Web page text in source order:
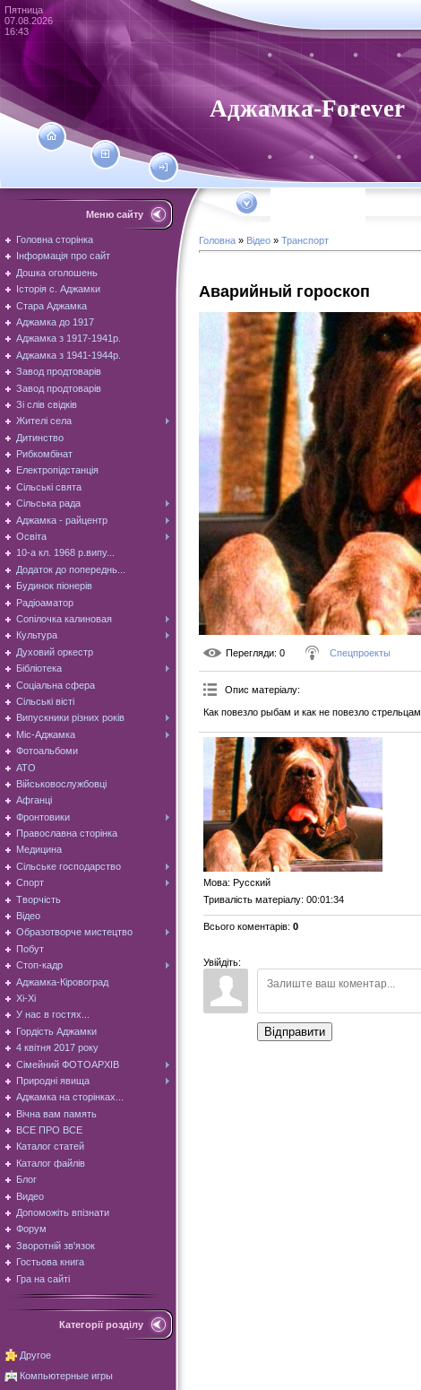
Пятница
07.08.2026
16:43
Аджамка-Forever
Меню сайту
Головна сторінка
Інформація про сайт
Дошка оголошень
Історія с. Аджамки
Стара Аджамка
Аджамка до 1917
Аджамка з 1917-1941р.
Аджамка з 1941-1944р.
Завод продтоварів
Завод продтоварів
Зі слів свідків
Жителі села
Дитинство
Рибкомбінат
Електропідстанція
Сільські свята
Сільська рада
Аджамка - райцентр
Освіта
10-а кл. 1968 р.випу...
Додаток до попереднь...
Будинок піонерів
Радіоаматор
Сопілочка калиновая
Культура
Духовий оркестр
Бібліотека
Соціальна сфера
Сільські вісті
Випускники різних років
Міс-Аджамка
Фотоальбоми
АТО
Військовослужбовці
Афганці
Фронтовики
Православна сторінка
Медицина
Сільське господарство
Спорт
Творчість
Відео
Образотворче мистецтво
Побут
Стоп-кадр
Аджамка-Кіровоград
Хі-Хі
У нас в гостях...
Гордість Аджамки
4 квітня 2017 року
Сімейний ФОТОАРХІВ
Природні явища
Аджамка на сторінках...
Вічна вам память
ВСЕ ПРО ВСЕ
Каталог статей
Каталог файлів
Блог
Видео
Допоможіть впізнати
Форум
Зворотній зв'язок
Гостьова книга
Гра на сайті
Категорії розділу
Другое
Компьютерные игры
Головна » Відео » Транспорт
Аварийный гороскоп
Перегляди: 0 Спецпроекты
Опис матеріалу:
Как повезло рыбам и как не повезло стрельцам.
Мова: Русский
Тривалість матеріалу: 00:01:34
Всього коментарів: 0
Увійдіть:
Відправити